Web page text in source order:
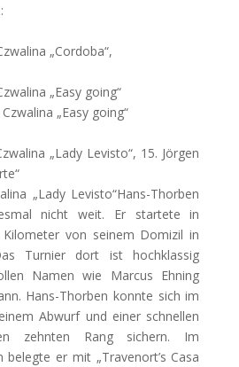
„Cordoba“,
„Easy going“
„Easy going“
„Lady Levisto“, 15. Jörgen
„Lady Levisto“Hans-Thorben
nicht weit. Er startete in
von seinem Domizil in
Turnier dort ist hochklassig
Namen wie Marcus Ehning
Hans-Thorben konnte sich im
Abwurf und einer schnellen
zehnten Rang sichern. Im
belegte er mit „Travenort’s Casa